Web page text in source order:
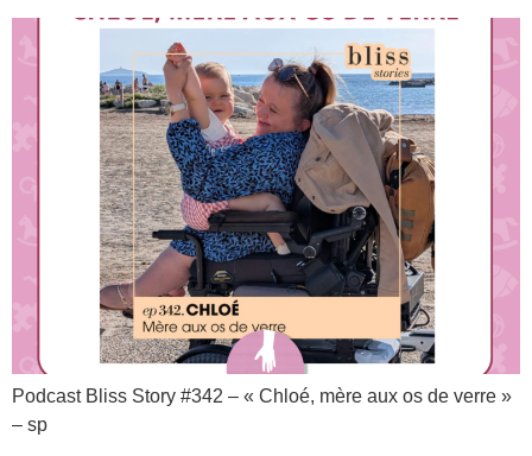
Podcast Bliss Story #342 – « Chloé, mère aux os de verre »
– sp